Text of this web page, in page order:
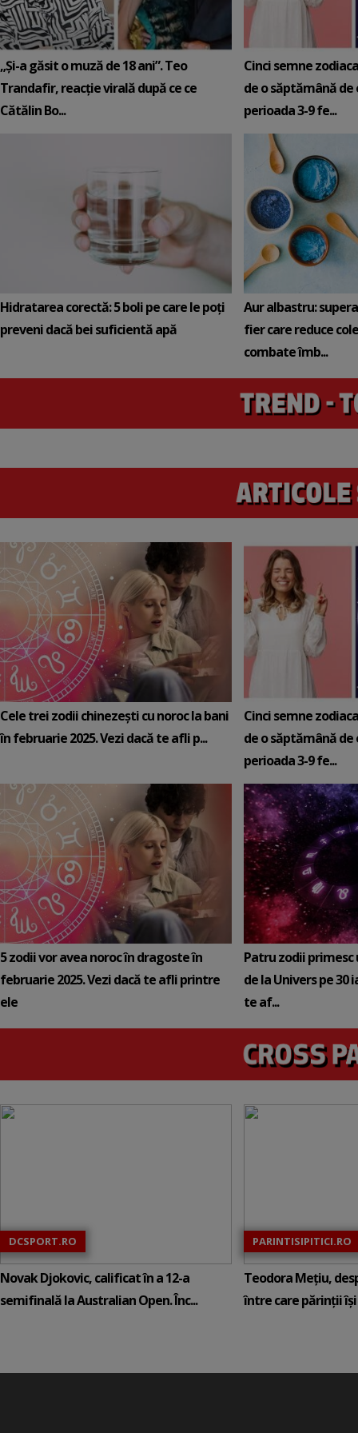
„Și-a găsit o muză de 18 ani”. Teo
Trandafir, reacție virală după ce ce
Cătălin Bo...
Cinci semne
de o săptămână de
perioada 3-9 fe...
Hidratarea corectă: 5 boli pe care le poți
preveni dacă bei suficientă apă
Aur albastru:
fier care reduce
combate îmb...
Cele trei zodii chinezești cu noroc la bani
în februarie 2025. Vezi dacă te afli p...
Cinci semne
de o săptămână de
perioada 3-9 fe...
5 zodii vor avea noroc în dragoste în
februarie 2025. Vezi dacă te afli printre
ele
Patru zodii primesc
de la Univers pe 30
te af...
DCSPORT.RO
Novak Djokovic, calificat în a 12-a
semifinală la Australian Open. Înc...
PARINTISIPITICI.RO
Teodora Mețiu,
între care părinții își